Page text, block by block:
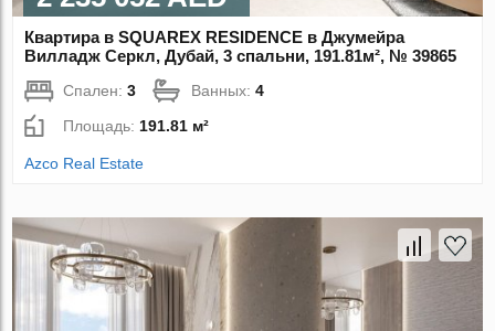
Квартира в SQUAREX RESIDENCE в Джумейра
Вилладж Серкл, Дубай, 3 спальни, 191.81м², № 39865
Спален:3 Ванных:4
Площадь: 191.81 м²
Azco Real Estate